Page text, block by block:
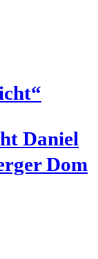
Dani­el
Dom